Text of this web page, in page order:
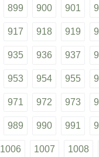
899 900 901
917 918 919
935 936 937
953 954 955
971 972 973
989 990 991
1006 1007 1008